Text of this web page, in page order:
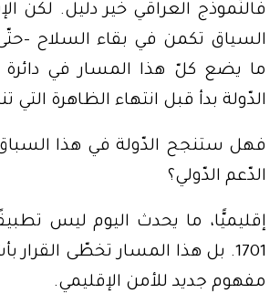
فالنّموذج العراقي خير دليل. لكن
السياق تكمن في بقاء السلاح -
ما يضع كلّ هذا المسار في دائرة
الدّولة بدأ قبل انتهاء الظاهرة التي
فهل ستنجح الدّولة في هذا
الدّعم الدّولي؟
إقليميًّا، ما يحدث اليوم ليس
1701. بل هذا المسار تخطّى القرار
مفهوم جديد للأمن الإقليمي.